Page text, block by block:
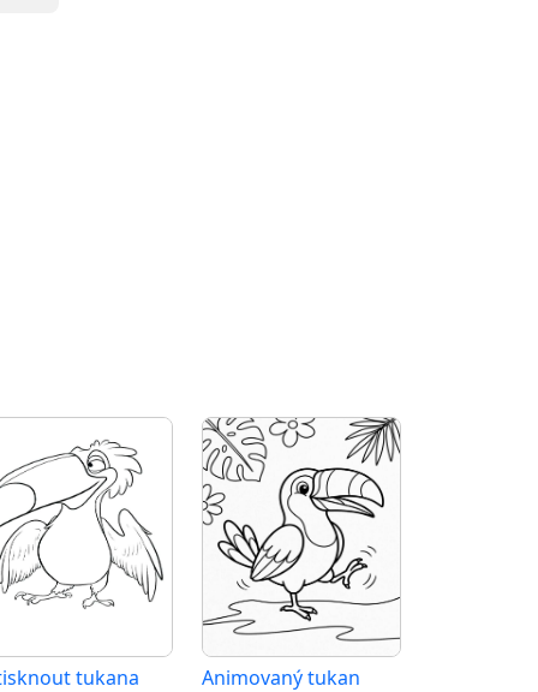
tukana Animovaný tukan